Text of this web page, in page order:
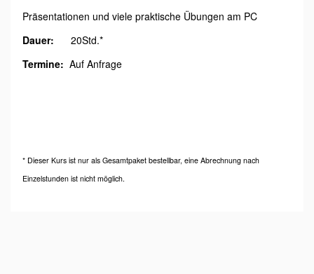
Präsentationen und viele praktische Übungen am PC
Dauer: 20Std.*
Termine: Auf Anfrage
* Dieser Kurs ist nur als Gesamtpaket bestellbar, eine Abrechnung nach
Einzelstunden ist nicht möglich.